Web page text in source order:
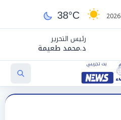
38°C
رئيس التحرير
د.محمد طعيمة